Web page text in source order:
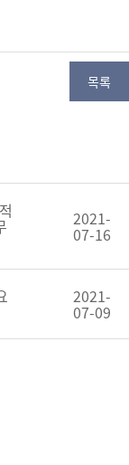
목록
2021-
07-16
2021-
07-09